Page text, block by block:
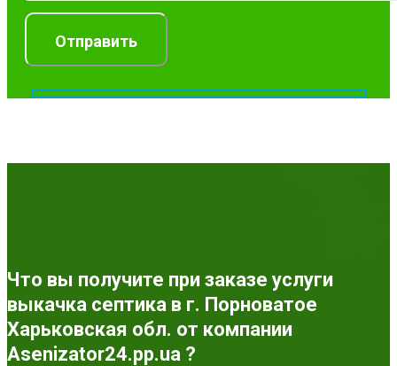
Что вы получите при заказе услуги
выкачка септика в г. Порноватое
Харьковская обл. от компании
Asenizator24.pp.ua ?